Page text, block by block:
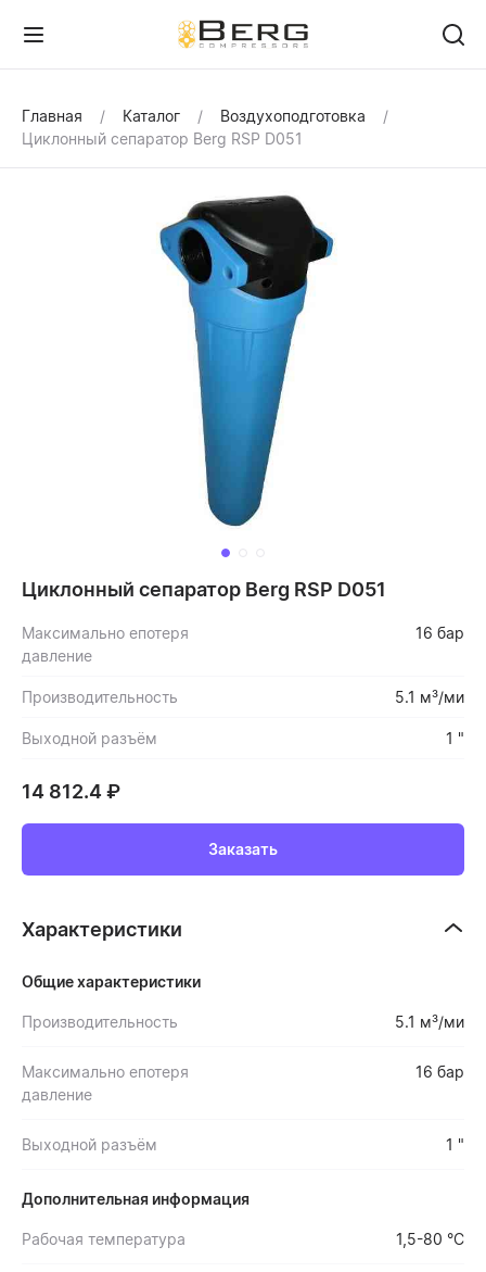
Главная Каталог
Воздухоподготовка
Циклонный сепаратор Berg RSP D051
Циклонный сепаратор Berg RSP D051
Максимально епотеря
давление
16 бар
Производительность 5.1 м³/ми
Выходной разъём 1 "
14 812.4₽
Заказать
Характеристики
Общие характеристики
Производительность 5.1 м³/ми
Максимально епотеря
давление
16 бар
Выходной разъём 1 "
Дополнительная информация
Рабочая температура 1,5-80 °С